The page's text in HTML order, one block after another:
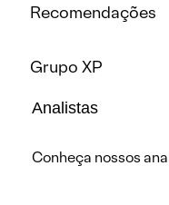
Recomendações
Grupo XP
Analistas
Conheça nossos